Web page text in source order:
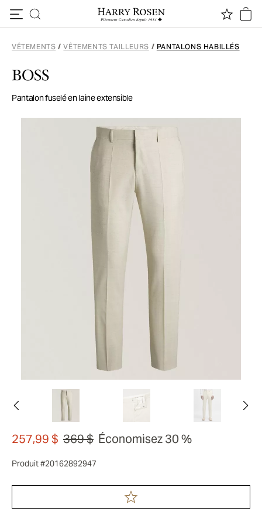
VÊTEMENTS / VÊTEMENTS TAILLEURS / PANTALONS HABILLÉS
BOSS
Pantalon fuselé en laine extensible
257,99 $ 369 $ Économisez 30 %
Produit #20162892947